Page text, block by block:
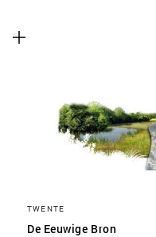
TWENTE
De Eeuwige Bron